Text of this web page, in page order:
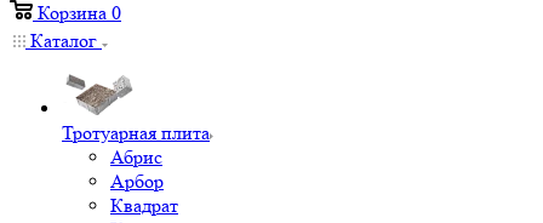
Корзина 0
Каталог
Тротуарная плита
Абрис
Арбор
Квадрат